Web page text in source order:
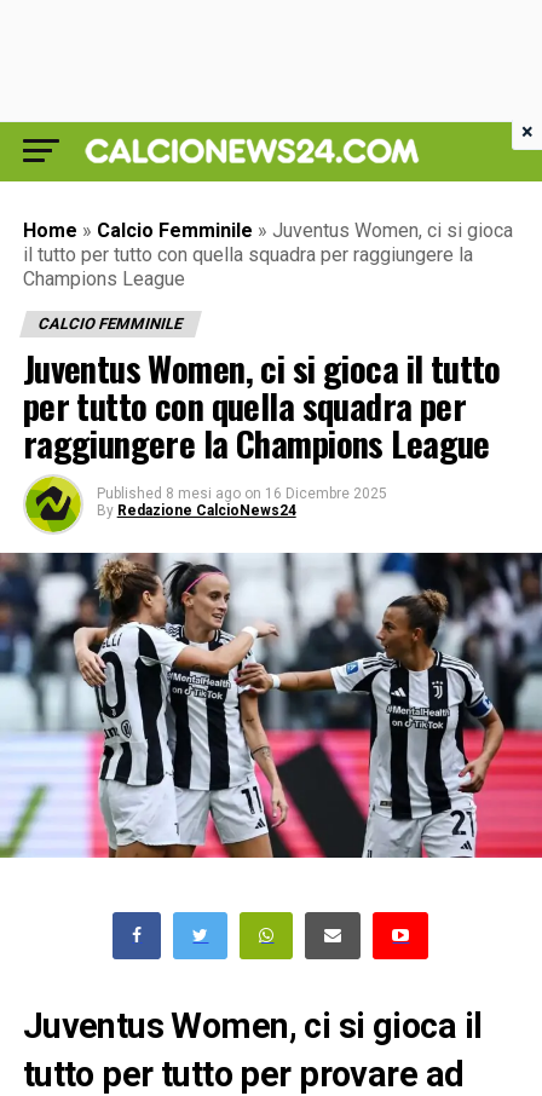
Home » Calcio Femminile » Juventus Women, ci si gioca
il tutto per tutto con quella squadra per raggiungere la
Champions League
CALCIO FEMMINILE
Juventus Women, ci si gioca il tutto
per tutto con quella squadra per
raggiungere la Champions League
Published 8 mesi ago on 16 Dicembre 2025
By Redazione CalcioNews24
Juventus Women, ci si gioca il
tutto per tutto per provare ad
×